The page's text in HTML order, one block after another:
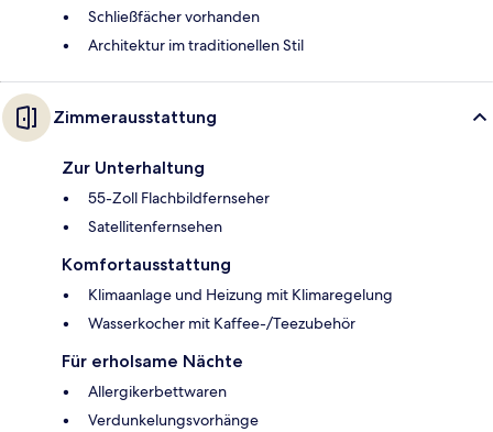
Schließfächer vorhanden
Architektur im traditionellen Stil
Zimmerausstattung
Zur Unterhaltung
55-Zoll Flachbildfernseher
Satellitenfernsehen
Komfortausstattung
Klimaanlage und Heizung mit Klimaregelung
Wasserkocher mit Kaffee-/Teezubehör
Für erholsame Nächte
Allergikerbettwaren
Verdunkelungsvorhänge